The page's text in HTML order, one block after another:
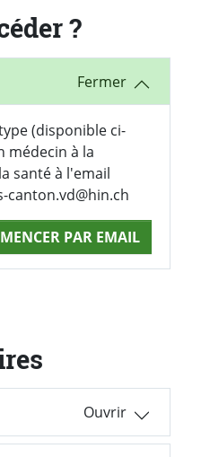
?
(disponible ci-
médecin à la
santé à l'email
canton.vd@hin.ch
PAR EMAIL